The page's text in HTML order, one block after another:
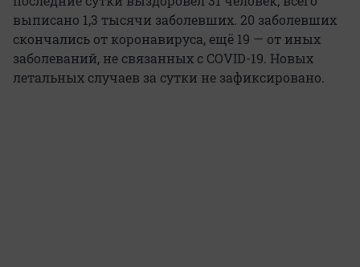
выписано 1,3 тысячи заболевших. 20 заболевших
скончались от коронавируса, ещё 19 — от иных
заболеваний, не связанных с COVID-19. Новых
летальных случаев за сутки не зафиксировано.